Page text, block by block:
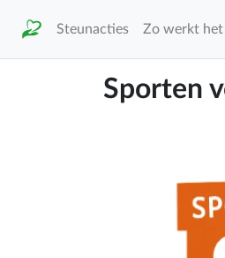
Steunacties Zo werkt het
Sporten